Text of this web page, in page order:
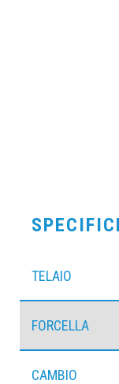
TELAIO
FORCELLA
CAMBIO